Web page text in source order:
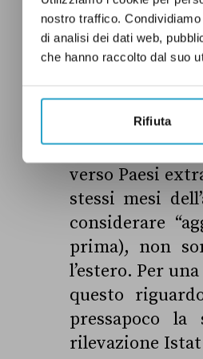
nostro traffico.
di analisi dei dati web,
che hanno raccolto dal suo
Rifiuta
Renzi.
La cifra citata
verso Paesi
stessi mesi
considerare
prima), non
l’estero. Per
questo
pressapoco
rilevazione